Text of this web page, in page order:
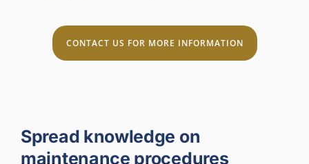
CONTACT US FOR MORE INFORMATION
Spread knowledge on
maintenance procedures